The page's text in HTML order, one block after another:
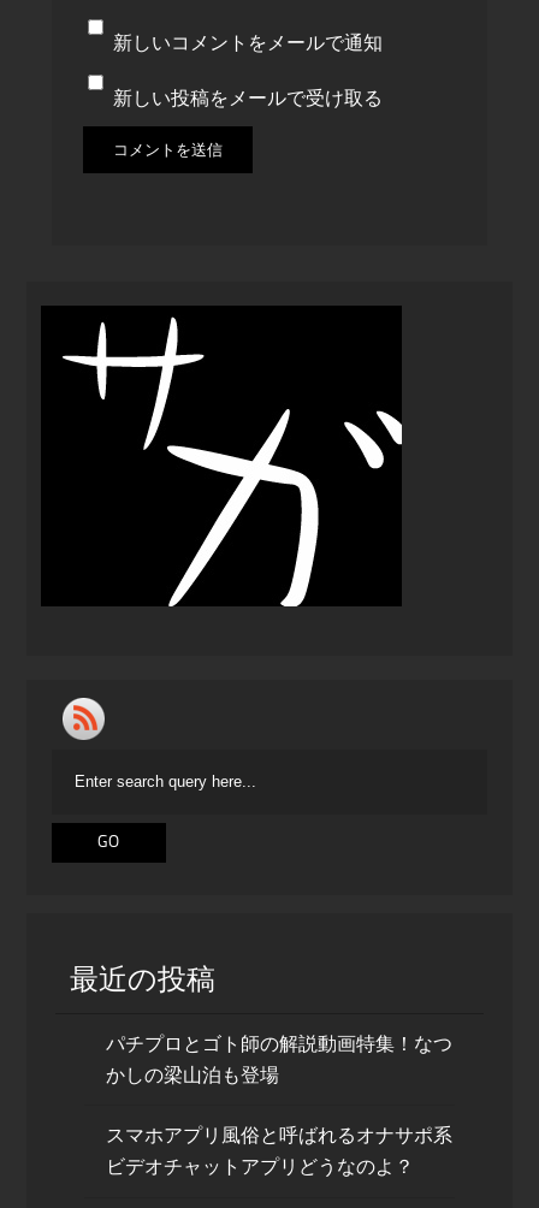
新しいコメントをメールで通知
新しい投稿をメールで受け取る
最近の投稿
パチプロとゴト師の解説動画特集！なつ
かしの梁山泊も登場
スマホアプリ風俗と呼ばれるオナサポ系
ビデオチャットアプリどうなのよ？